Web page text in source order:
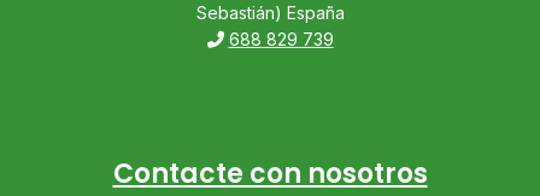
Sebastián) España
688 829 739
Contacte con nosotros